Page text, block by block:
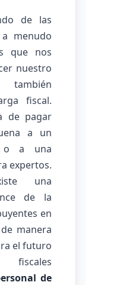
de las
menudo
que nos
nuestro
fiscal.
de pagar
a un
o a una
expertos.
una
de la
en
manera
el futuro
de